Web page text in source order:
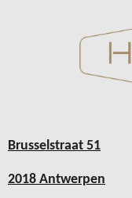
Brusselstraat 51
2018 Antwerpen